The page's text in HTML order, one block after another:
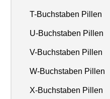
T-Buchstaben Pillen
U-Buchstaben Pillen
V-Buchstaben Pillen
W-Buchstaben Pillen
X-Buchstaben Pillen